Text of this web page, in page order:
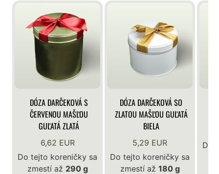
DÓZA DARČEKOVÁ S
ČERVENOU MAŠĽOU
GUĽATÁ ZLATÁ
6,62 EUR
Do tejto koreničky sa
zmestí až 290 g
DÓZA DARČEKOVÁ SO
ZLATOU MAŠĽOU GUĽATÁ
BIELA
5,29 EUR
Do tejto koreničky sa
zmestí až 180 g
Do